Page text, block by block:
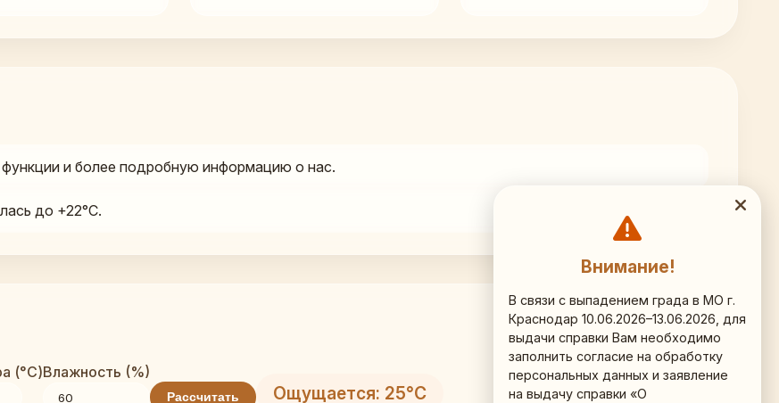
и более подробную информацию о нас.
до +22°C.
(°C)Влажность (%)
Рассчитать Ощущается: 25°C
Внимание!
В связи с выпадением града в МО г.
Краснодар 10.06.2026–13.06.2026, для
выдачи справки Вам необходимо
заполнить согласие на обработку
персональных данных и заявление
на выдачу справки «О